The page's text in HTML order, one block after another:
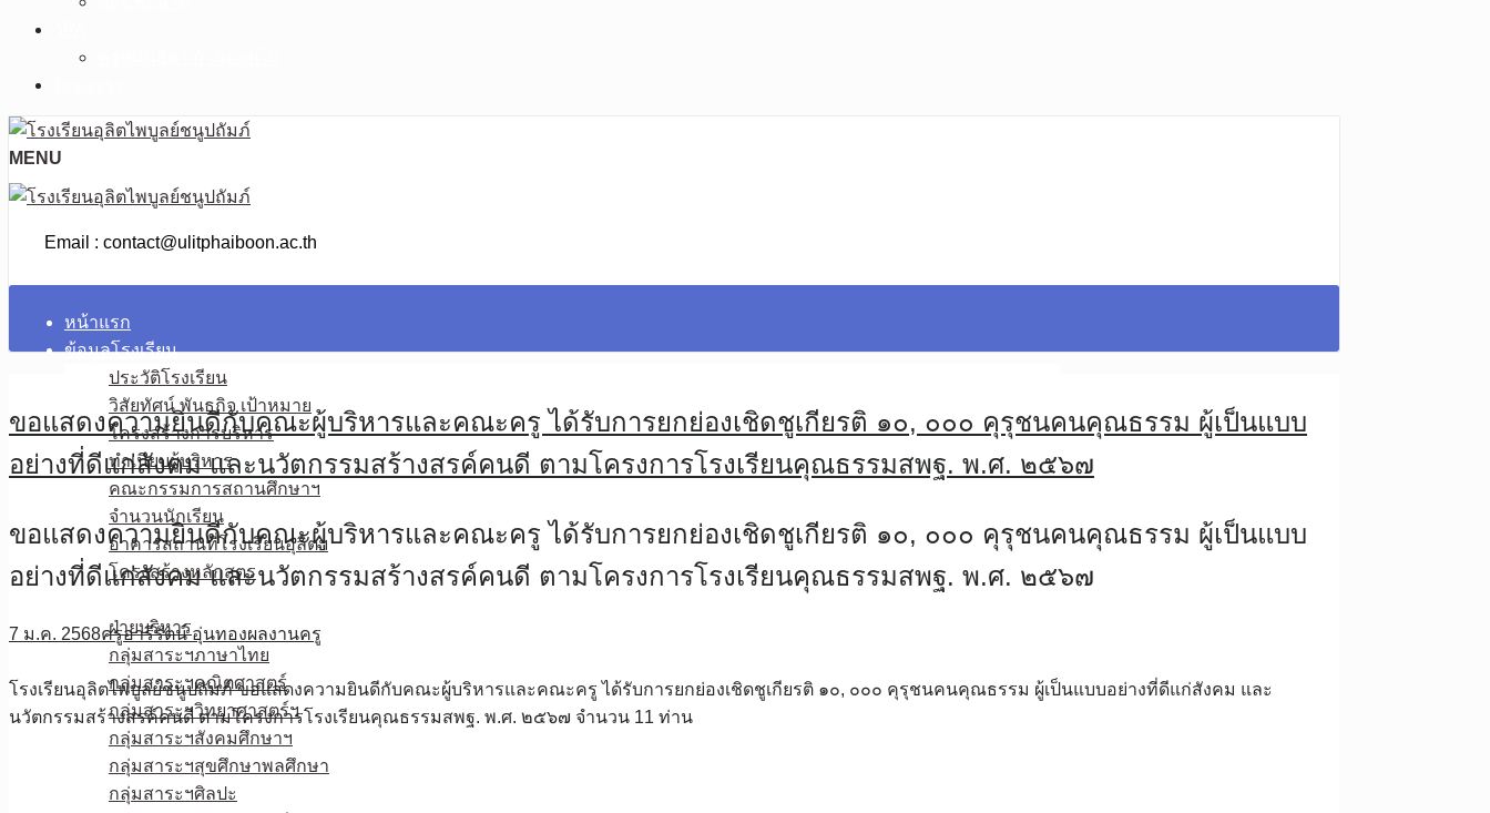
MENU
Email : contact@ulitphaiboon.ac.th
หน้าแรก
ข้อมูลโรงเรียน
ประวัติโรงเรียน
วิสัยทัศน์ พันธกิจ เป้าหมาย
โครงสร้างการบริหาร
ทำเนียบผู้บริหาร
คณะกรรมการสถานศึกษาฯ
จำนวนนักเรียน
อาคารสถานที่โรงเรียนอุลิตฯ
โครงสร้างหลักสูตร
ฝ่ายบริหาร
กลุ่มสาระฯภาษาไทย
กลุ่มสาระฯคณิตศาสตร์
กลุ่มสาระฯวิทยาศาสตร์ฯ
กลุ่มสาระฯสังคมศึกษาฯ
กลุ่มสาระฯสุขศึกษาพลศึกษา
กลุ่มสาระฯศิลปะ
ขอแสดงความยินดีกับคณะผู้บริหารและคณะครู ได้รับการยกย่องเชิดชูเกียรติ ๑๐, ๐๐๐ คุรุชนคนคุณธรรม ผู้เป็นแบบ
อย่างที่ดีแก่สังคม และนวัตกรรมสร้างสรค์คนดี ตามโครงการโรงเรียนคุณธรรมสพฐ. พ.ศ. ๒๕๖๗
ขอแสดงความยินดีกับคณะผู้บริหารและคณะครู ได้รับการยกย่องเชิดชูเกียรติ ๑๐, ๐๐๐ คุรุชนคนคุณธรรม ผู้เป็นแบบ
อย่างที่ดีแก่สังคม และนวัตกรรมสร้างสรค์คนดี ตามโครงการโรงเรียนคุณธรรมสพฐ. พ.ศ. ๒๕๖๗
7 ม.ค. 2568ครูอารีรัตน์ อุ่นทองผลงานครู
โรงเรียนอุลิตไพบูลย์ชนูปถัมภ์ ขอแสดงความยินดีกับคณะผู้บริหารและคณะครู ได้รับการยกย่องเชิดชูเกียรติ ๑๐, ๐๐๐ คุรุชนคนคุณธรรม ผู้เป็นแบบอย่างที่ดีแก่สังคม และ
นวัตกรรมสร้างสรค์คนดี ตามโครงการโรงเรียนคุณธรรมสพฐ. พ.ศ. ๒๕๖๗ จำนวน 11 ท่าน